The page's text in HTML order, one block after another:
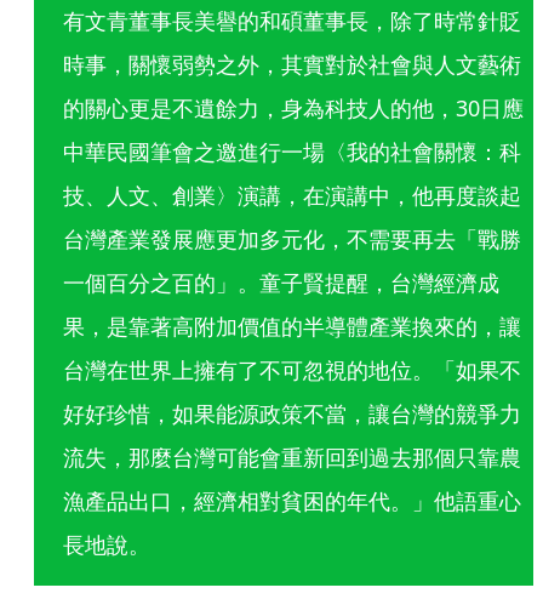
有文青董事長美譽的和碩董事長，除了時常針貶
時事，關懷弱勢之外，其實對於社會與人文藝術
的關心更是不遺餘力，身為科技人的他，30日應
中華民國筆會之邀進行一場〈我的社會關懷：科
技、人文、創業〉演講，在演講中，他再度談起
台灣產業發展應更加多元化，不需要再去「戰勝
一個百分之百的」。童子賢提醒，台灣經濟成
果，是靠著高附加價值的半導體產業換來的，讓
台灣在世界上擁有了不可忽視的地位。「如果不
好好珍惜，如果能源政策不當，讓台灣的競爭力
流失，那麼台灣可能會重新回到過去那個只靠農
漁產品出口，經濟相對貧困的年代。」他語重心
長地說。